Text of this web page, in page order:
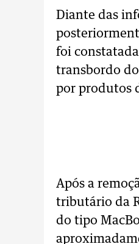
Diante das
foi
transbordo
por produtos
Após a
tributário da
do tipo